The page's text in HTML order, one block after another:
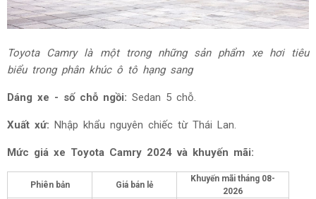
Toyota Camry là một trong những sản phẩm xe hơi tiêu
biểu trong phân khúc ô tô hạng sang
Dáng xe - số chỗ ngồi: Sedan 5 chỗ.
Xuất xứ: Nhập khẩu nguyên chiếc từ Thái Lan.
Mức giá xe Toyota Camry 2024 và khuyến mãi:
Phiên bản Giá bán lẻ
Khuyến mãi tháng 08-
2026